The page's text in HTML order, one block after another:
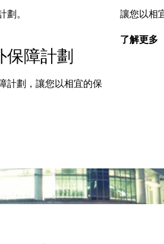
劃。 讓您以相
了解更多
保障計劃
計劃，讓您以相宜的保